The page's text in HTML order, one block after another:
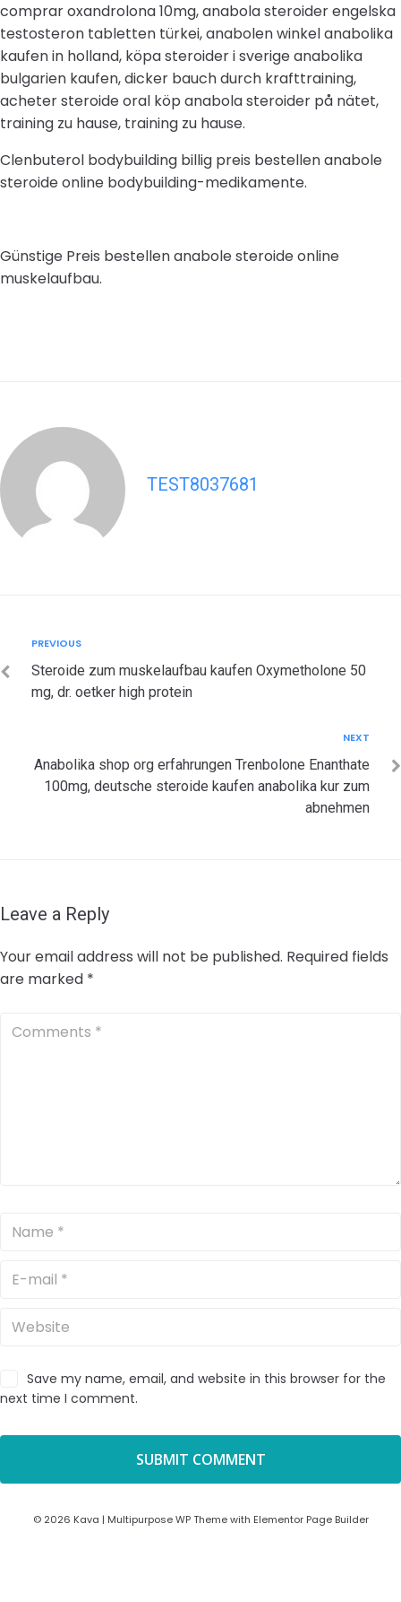
comprar oxandrolona 10mg, anabola steroider engelska
testosteron tabletten türkei, anabolen winkel anabolika
kaufen in holland, köpa steroider i sverige anabolika
bulgarien kaufen, dicker bauch durch krafttraining,
acheter steroide oral köp anabola steroider på nätet,
training zu hause, training zu hause.
Clenbuterol bodybuilding billig preis bestellen anabole
steroide online bodybuilding-medikamente.
Günstige Preis bestellen anabole steroide online
muskelaufbau.
TEST8037681
navigation
Previous
PREVIOUS
Steroide zum muskelaufbau kaufen Oxymetholone 50
mg, dr. oetker high protein
NEXT
Anabolika shop org erfahrungen Trenbolone Enanthate
100mg, deutsche steroide kaufen anabolika kur zum
abnehmen
Leave a Reply
Your email address will not be published. Required fields
are marked *
Save my name, email, and website in this browser for the
next time I comment.
© 2026 Kava | Multipurpose WP Theme with Elementor Page Builder